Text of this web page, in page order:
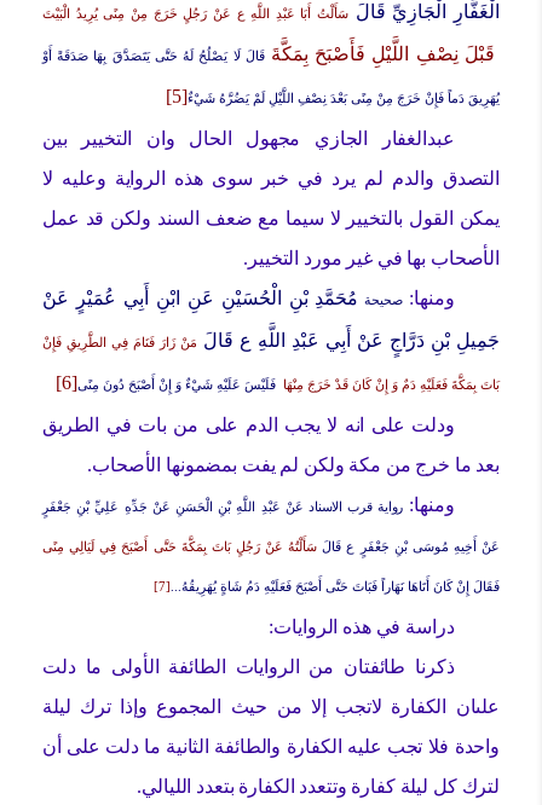
الْغَفَّارِ الْجَازِيِّ قَالَ
سَأَلْتُ أَبَا عَبْدِ اللَّهِ ع عَنْ رَجُلٍ خَرَجَ مِنْ مِنًى يُرِيدُ الْبَيْتَ
قَبْلَ نِصْفِ اللَّيْلِ فَأَصْبَحَ بِمَكَّةَ قَالَ لَا يَصْلُحُ لَهُ حَتَّى يَتَصَدَّقَ بِهَا صَدَقَةً أَوْ
يُهَرِيقَ دَماً فَإِنْ خَرَجَ مِنْ مِنًى بَعْدَ نِصْفِ اللَّيْلِ لَمْ يَضُرَّهُ شَيْ‏ءٌ[5]
عبدالغفار الجازي مجهول الحال وان التخيير بين
التصدق والدم لم يرد في خبر سوى هذه الرواية وعليه لا
يمكن القول بالتخيير لا سيما مع ضعف السند ولكن قد عمل
الأصحاب بها في غير مورد التخيير.
ومنها:صحيحة مُحَمَّدِ بْنِ الْحُسَيْنِ عَنِ ابْنِ أَبِي عُمَيْرٍ عَنْ
جَمِيلِ بْنِ دَرَّاجٍ عَنْ أَبِي عَبْدِ اللَّهِ ع قَالَ مَنْ زَارَ فَنَامَ فِي الطَّرِيقِ فَإِنْ
بَاتَ بِمَكَّةَ فَعَلَيْهِ دَمٌ وَ إِنْ كَانَ قَدْ خَرَجَ مِنْهَا فَلَيْسَ عَلَيْهِ شَيْ‏ءٌ وَ إِنْ أَصْبَحَ دُونَ مِنًى[6]
ودلت على انه لا يجب الدم على من بات في الطريق
بعد ما خرج من مكة ولكن لم يفت بمضمونها الأصحاب.
ومنها: رواية قرب الاسناد عَنْ عَبْدِ اللَّهِ بْنِ الْحَسَنِ عَنْ جَدِّهِ عَلِيِّ بْنِ جَعْفَرٍ
عَنْ أَخِيهِ مُوسَى بْنِ جَعْفَرٍ ع قَالَ سَأَلْتُهُ عَنْ رَجُلٍ بَاتَ بِمَكَّةَ حَتَّى أَصْبَحَ فِي لَيَالِي مِنًى
فَقَالَ إِنْ كَانَ أَتَاهَا نَهَاراً فَبَاتَ حَتَّى أَصْبَحَ فَعَلَيْهِ دَمُ شَاةٍ يُهَرِيقُهُ... [7]
دراسة في هذه الروايات:
ذكرنا طائفتان من الروايات الطائفة الأولى ما دلت
علىان الكفارة لاتجب إلا من حيث المجموع وإذا ترك ليلة
واحدة فلا تجب عليه الكفارة والطائفة الثانية ما دلت على أن
لترك كل ليلة كفارة وتتعدد الكفارة بتعدد الليالي.